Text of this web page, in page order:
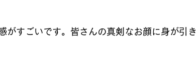
がすごいです。皆さんの真剣なお顔に身が引